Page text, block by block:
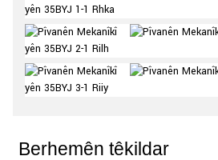
Berhemên têkildar